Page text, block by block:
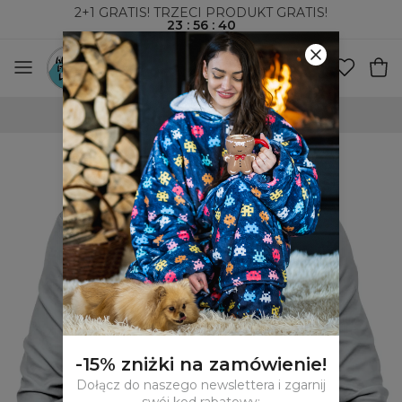
2+1 GRATIS! TRZECI PRODUKT GRATIS!
23 :56 :39
WYSYŁKA ZA POBRANIEM I DO PACZKOMATÓW
-15% zniżki na zamówienie!
Dołącz do naszego newslettera i zgarnij